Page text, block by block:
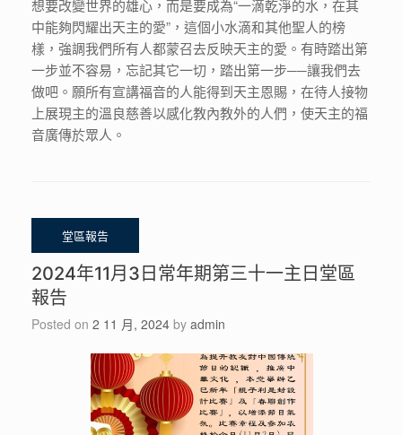
想要改變世界的雄心，而是要成為“一滴乾淨的水，在其
中能夠閃耀出天主的愛”，這個小水滴和其他聖人的榜
樣，強調我們所有人都蒙召去反映天主的愛。有時踏出第
一步並不容易，忘記其它一切，踏出第一步──讓我們去
做吧。願所有宣講福音的人能得到天主恩賜，在待人接物
上展現主的溫良慈善以感化教內教外的人們，使天主的福
音廣傳於眾人。
2024年11月3日常年期第三十一主日堂區
報告
Posted on 2 11 月, 2024 by admin